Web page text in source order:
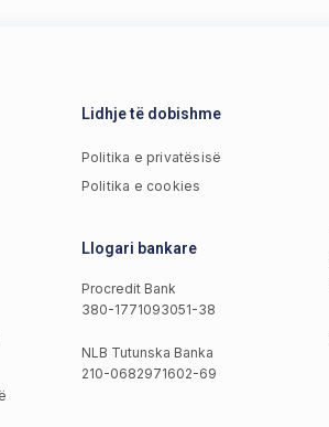
Lidhje të dobishme
Politika e privatësisë
Politika e cookies
Llogari bankare
Procredit Bank
380-1771093051-38
NLB Tutunska Banka
210-0682971602-69